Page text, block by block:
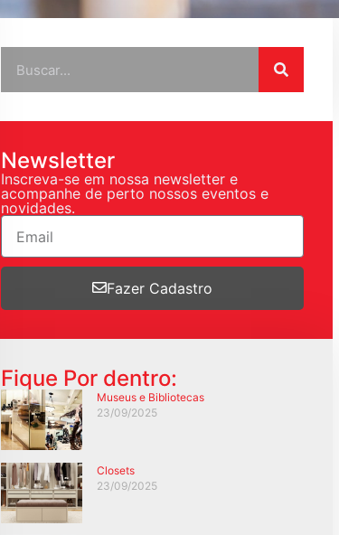
Newsletter
Inscreva-se em nossa newsletter e
acompanhe de perto nossos eventos e
novidades.
Fazer Cadastro
Fique Por dentro:
Museus e Bibliotecas
23/09/2025
Closets
23/09/2025